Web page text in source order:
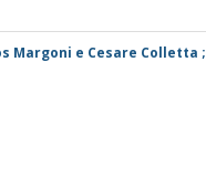
Margoni e Cesare Colletta ;